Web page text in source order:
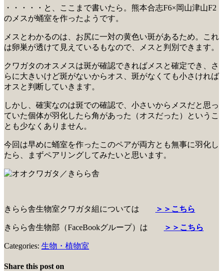
・・・・・と、ここまで書いたら。熊本合志F6×岡山津山F2
のメスが蛹室を作ったようです。
メスとわかるのは、お尻に一対の黄色い斑があるため。これ
は卵巣が透けて見えているもなので、メスと判別できます。
クワガタのオスメスは斑が確認できればメスと確定でき、さ
らに大きいけど斑がないからオス、斑がなくても小さければ
オスと判断していきます。
しかし、確実なのは斑での確認で、小さいからメスだと思っ
ていた個体が羽化したら角があった（オスだった）というこ
とも少なくありません。
今回は早めに蛹室を作ったこのペアが両方とも無事に羽化し
たら、まずペアリングしてみたいと思います。
きらら舎生物室クワガタ組については ＞＞こちら
きらら舎生物部（FaceBookグループ）は ＞＞こちら
Categories: 生物・植物室
Share this post on